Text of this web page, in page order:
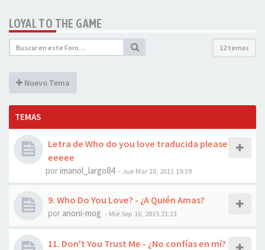
LOYAL TO THE GAME
12 temas
Nuevo Tema
TEMAS
Letra de Who do you love traducida please
eeeee
porimanol_largo84 -Jue Mar 10, 2011 19:39
9. Who Do You Love? - ¿A Quién Amas?
por anoni-mog - Mié Sep 16, 2015 21:13
11. Don't You Trust Me - ¿No confías en mí?